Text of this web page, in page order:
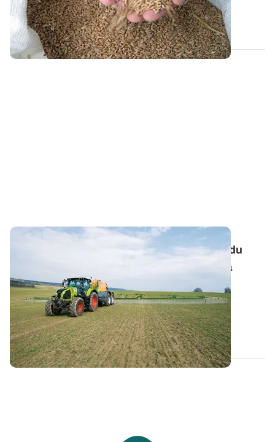
céréales d'hiver durant la dernière...
29 SEPT. 2025
Retournement de céréales : tenir compte du
désherbage d'automne dans le choix de la
nouvelle culture
En cas de réimplantation d'une culture en cours de
campagne, il convient d’être vigilant...
11 FÉVR. 2025